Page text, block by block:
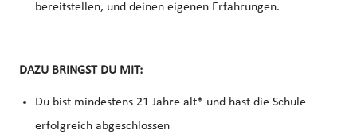
bereitstellen, und deinen eigenen Erfahrungen.
DAZU BRINGST DU MIT:
Du bist mindestens 21 Jahre alt* und hast die Schule
erfolgreich abgeschlossen